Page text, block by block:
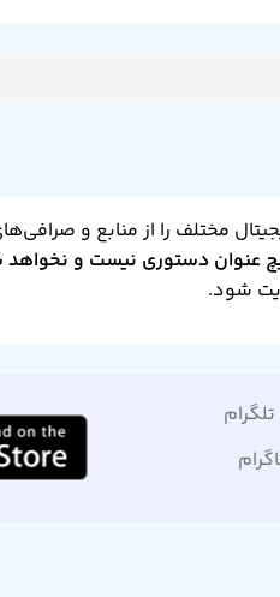
مختلف را از منابع و
عنوان دستوری نیست و
شود.